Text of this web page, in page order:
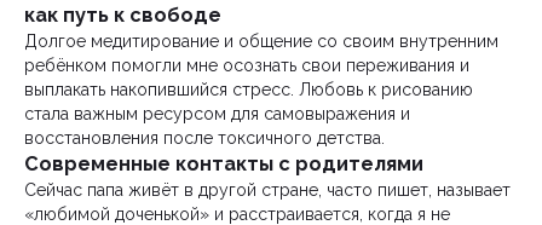
как путь к свободе
Долгое медитирование и общение со своим внутренним
ребёнком помогли мне осознать свои переживания и
выплакать накопившийся стресс. Любовь к рисованию
стала важным ресурсом для самовыражения и
восстановления после токсичного детства.
Современные контакты с родителями
Сейчас папа живёт в другой стране, часто пишет, называет
«любимой доченькой» и расстраивается, когда я не